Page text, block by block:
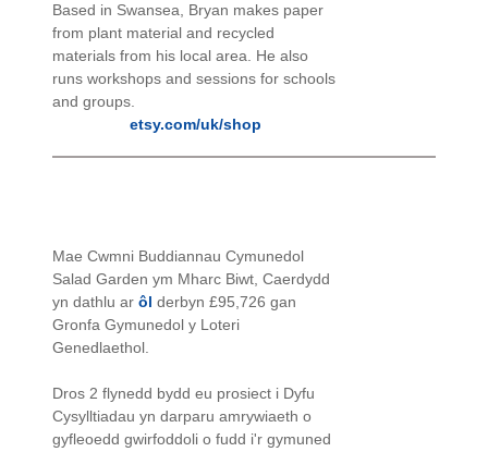
Based in Swansea, Bryan makes paper
from plant material and recycled
materials from his local area. He also
runs workshops and sessions for schools
and groups.
etsy.com/uk/shop
Mae Cwmni Buddiannau Cymunedol
Salad Garden ym Mharc Biwt, Caerdydd
yn dathlu ar ôl derbyn £95,726 gan
Gronfa Gymunedol y Loteri
Genedlaethol.
Dros 2 flynedd bydd eu prosiect i Dyfu
Cysylltiadau yn darparu amrywiaeth o
gyfleoedd gwirfoddoli o fudd i'r gymuned